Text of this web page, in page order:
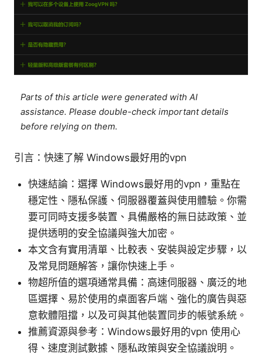
Parts of this article were generated with AI
assistance. Please double-check important details
before relying on them.
引言：快速了解 Windows最好用的vpn
快速結論：選擇 Windows最好用的vpn，重點在
穩定性、隱私保護、伺服器覆蓋與使用體驗。你需
要可同時支援多裝置、具備嚴格的無日誌政策、並
提供透明的安全協議與強大加密。
本文含有實用清單、比較表、安裝與設定步驟，以
及常見問題解答，讓你快速上手。
物超所值的選項通常具備：高速伺服器、廣泛的地
區選擇、易於使用的桌面客戶端、強化的廣告與惡
意軟體阻擋，以及可與其他裝置同步的帳號系統。
推薦資源與參考：Windows最好用的vpn 使用心
得、速度測試數據、隱私政策與安全協議說明。